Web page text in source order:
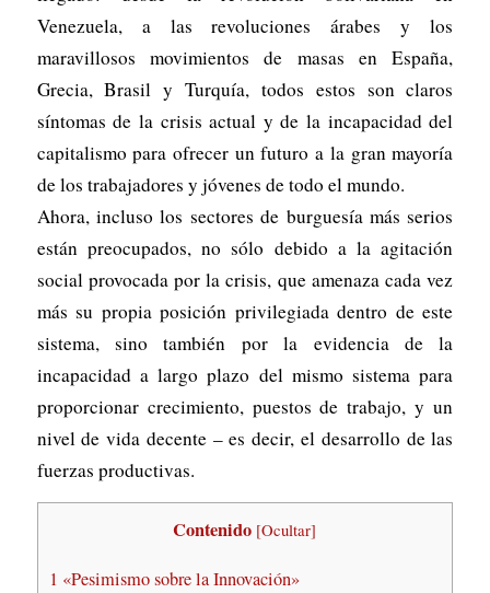
Venezuela, a las revoluciones árabes y los
maravillosos movimientos de masas en España,
Grecia, Brasil y Turquía, todos estos son claros
síntomas de la crisis actual y de la incapacidad del
capitalismo para ofrecer un futuro a la gran mayoría
de los trabajadores y jóvenes de todo el mundo.
Ahora, incluso los sectores de burguesía más serios
están preocupados, no sólo debido a la agitación
social provocada por la crisis, que amenaza cada vez
más su propia posición privilegiada dentro de este
sistema, sino también por la evidencia de la
incapacidad a largo plazo del mismo sistema para
proporcionar crecimiento, puestos de trabajo, y un
nivel de vida decente – es decir, el desarrollo de las
fuerzas productivas.
Contenido [Ocultar]
1 «Pesimismo sobre la Innovación»